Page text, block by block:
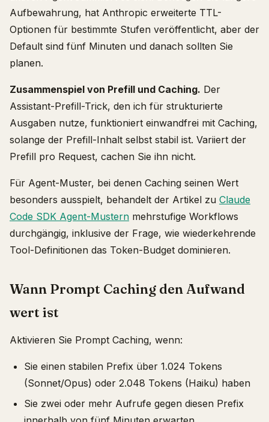
Aufbewahrung, hat Anthropic erweiterte TTL-
Optionen für bestimmte Stufen veröffentlicht, aber der
Default sind fünf Minuten und danach sollten Sie
planen.
Zusammenspiel von Prefill und Caching. Der
Assistant-Prefill-Trick, den ich für strukturierte
Ausgaben nutze, funktioniert einwandfrei mit Caching,
solange der Prefill-Inhalt selbst stabil ist. Variiert der
Prefill pro Request, cachen Sie ihn nicht.
Für Agent-Muster, bei denen Caching seinen Wert
besonders ausspielt, behandelt der Artikel zu Claude
Code SDK Agent-Mustern mehrstufige Workflows
durchgängig, inklusive der Frage, wie wiederkehrende
Tool-Definitionen das Token-Budget dominieren.
Wann Prompt Caching den Aufwand
wert ist
Aktivieren Sie Prompt Caching, wenn:
Sie einen stabilen Prefix über 1.024 Tokens
(Sonnet/Opus) oder 2.048 Tokens (Haiku) haben
Sie zwei oder mehr Aufrufe gegen diesen Prefix